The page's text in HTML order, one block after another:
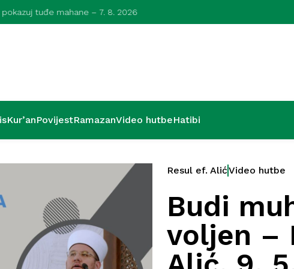
tuđe mahane – 7. 8. 2026 Kurra hfz.
Kur’anPovijestRamazanVideo hutbeHatibi
Resul ef. AlićVideo hutbe
Budi
voljen –